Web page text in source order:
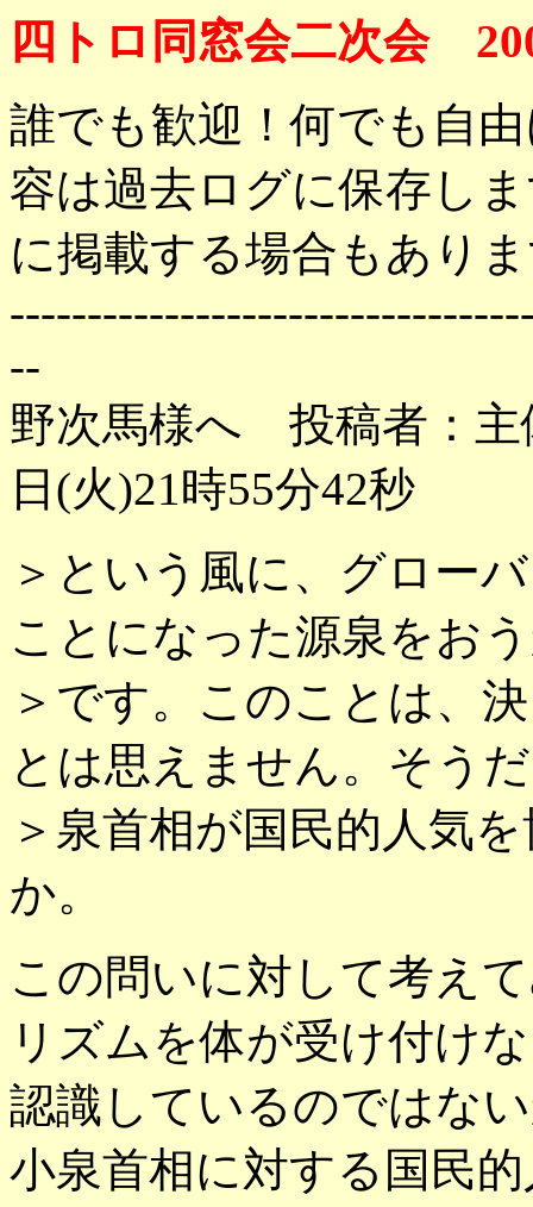
四トロ同窓会二次会
誰でも歓迎！何でも自
容は過去ログに保存し
に掲載する場合もあり
--
野次馬様へ 投稿者：
日(火)21時55分42秒
＞という風に、グロー
ことになった源泉をお
＞です。このことは、
とは思えません。そう
＞泉首相が国民的人気
か。
この問いに対して考え
リズムを体が受け付け
認識しているのではな
小泉首相に対する国民